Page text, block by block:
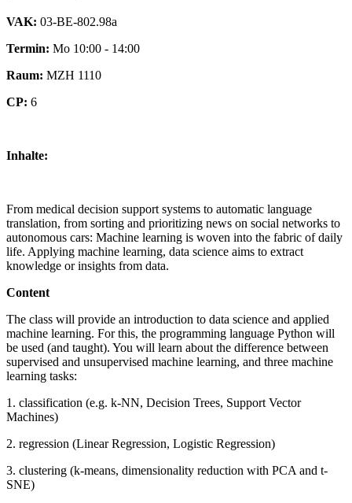
VAK: 03-BE-802.98a
Termin: Mo 10:00 - 14:00
Raum: MZH 1110
CP: 6
Inhalte:
From medical decision support systems to automatic language
translation, from sorting and prioritizing news on social networks to
autonomous cars: Machine learning is woven into the fabric of daily
life. Applying machine learning, data science aims to extract
knowledge or insights from data.
Content
The class will provide an introduction to data science and applied
machine learning. For this, the programming language Python will
be used (and taught). You will learn about the difference between
supervised and unsupervised machine learning, and three machine
learning tasks:
1. classification (e.g. k-NN, Decision Trees, Support Vector
Machines)
2. regression (Linear Regression, Logistic Regression)
3. clustering (k-means, dimensionality reduction with PCA and t-
SNE)